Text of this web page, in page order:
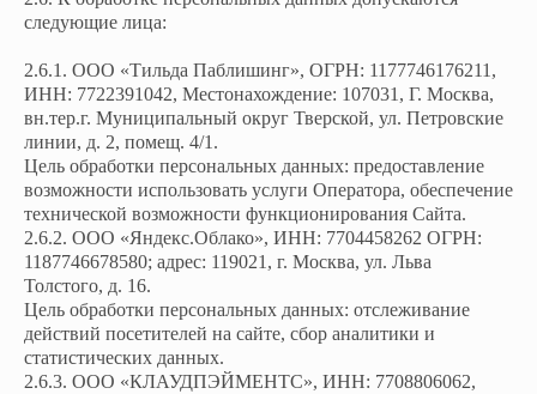
следующие лица:
2.6.1. ООО «Тильда Паблишинг», ОГРН: 1177746176211,
ИНН: 7722391042, Местонахождение: 107031, Г. Москва,
вн.тер.г. Муниципальный округ Тверской, ул. Петровские
линии, д. 2, помещ. 4/1.
Цель обработки персональных данных: предоставление
возможности использовать услуги Оператора, обеспечение
технической возможности функционирования Сайта.
2.6.2. ООО «Яндекс.Облако», ИНН: 7704458262 ОГРН:
1187746678580; адрес: 119021, г. Москва, ул. Льва
Толстого, д. 16.
Цель обработки персональных данных: отслеживание
действий посетителей на сайте, сбор аналитики и
статистических данных.
2.6.3. ООО «КЛАУДПЭЙМЕНТС», ИНН: 7708806062,